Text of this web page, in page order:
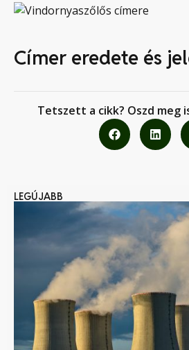
Címer eredete és
Tetszett a cikk? Oszd meg
LEGÚJABB